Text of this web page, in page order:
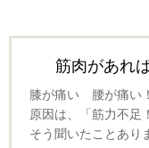
筋肉があれ
膝が痛い 腰が痛い！
原因は、「筋力不足
そう聞いたことあり